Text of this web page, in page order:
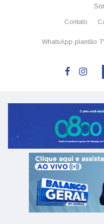
Contato
WhatsApp plantão